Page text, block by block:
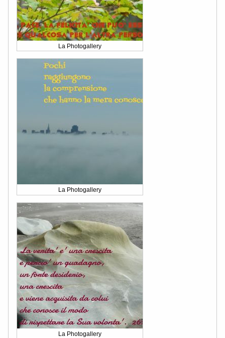
La Photogallery
La Photogallery
La Photogallery